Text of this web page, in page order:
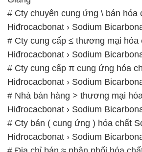
# Cty cung cấp π cung ứng hóa
Hiđrocacbonat › Sodium
# Nhà bán hàng > thương mại hóa
Hiđrocacbonat › Sodium
# Cty bán ( cung ứng ) hóa chất
Hiđrocacbonat › Sodium
# Địa chỉ bán ≈ phân phối hóa chất
Hiđrocacbonat › Sodium
# Đơn vị phân phối │ cung ứng
Hiđrocacbonat › Sodium
# Địa chỉ chuyên bán ( kinh doanh